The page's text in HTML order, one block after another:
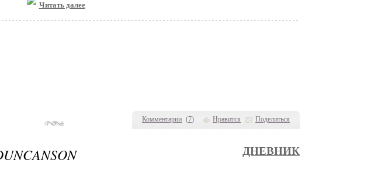
Комментарии (7) Нравится Поделиться
Читать далее
ДНЕВНИК